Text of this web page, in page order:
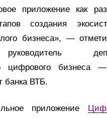
приложение как раз
создания
бизнеса», —
руководитель
цифрового бизнеса
банка ВТБ.
приложение